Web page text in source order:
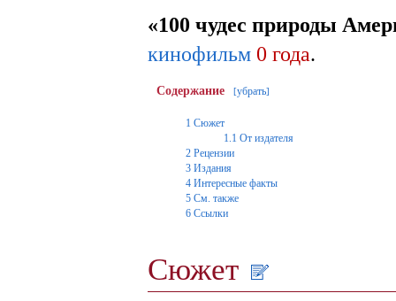
«100 чудес природы
кинофильм 0 года.
Содержание [убрать]
1 Сюжет
1.1 От издателя
2 Рецензии
3 Издания
4 Интересные факты
5 См. также
6 Ссылки
Сюжет